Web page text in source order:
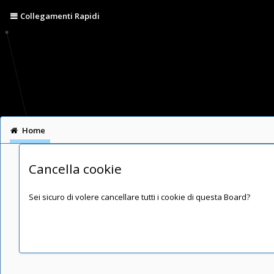
Collegamenti Rapidi
Home
Cancella cookie
Sei sicuro di volere cancellare tutti i cookie di questa Board?